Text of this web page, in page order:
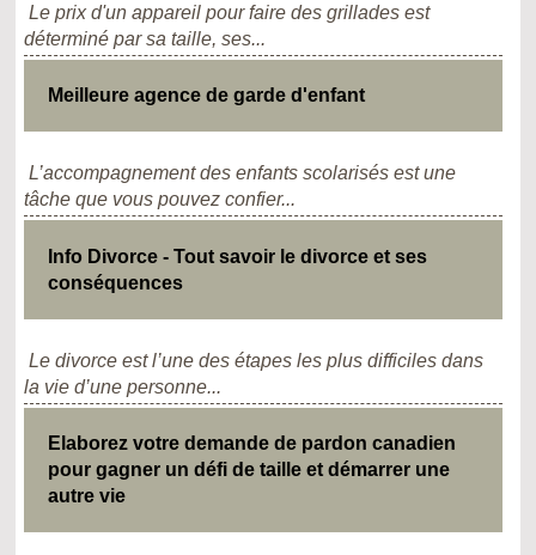
Le prix d'un appareil pour faire des grillades est
déterminé par sa taille, ses...
Meilleure agence de garde d'enfant
L’accompagnement des enfants scolarisés est une
tâche que vous pouvez confier...
Info Divorce - Tout savoir le divorce et ses
conséquences
Le divorce est l’une des étapes les plus difficiles dans
la vie d’une personne...
Elaborez votre demande de pardon canadien
pour gagner un défi de taille et démarrer une
autre vie